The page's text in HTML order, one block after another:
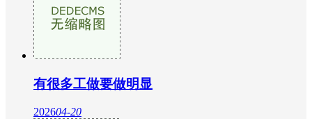
有很多工做要做明显
202604-20